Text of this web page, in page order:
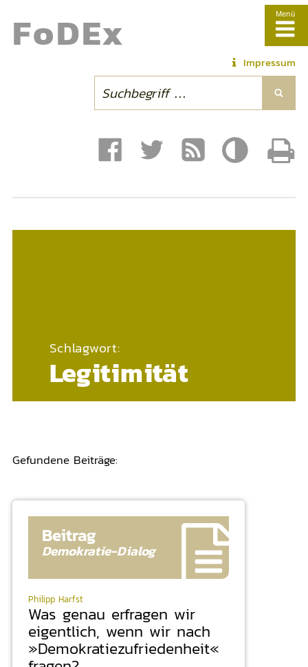
Menü
Impressum
FoDEx
Schlagwort:
Legitimität
Gefundene Beiträge:
Beitrag
Demokratie-Dialog
Philipp Harfst
Was genau erfragen wir
eigentlich, wenn wir nach
»Demokratiezufriedenheit«